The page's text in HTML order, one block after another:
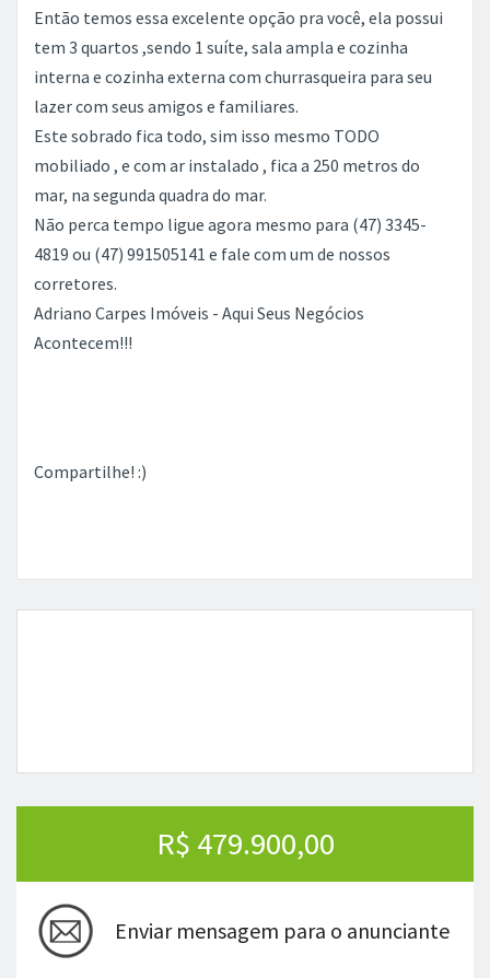
Então temos essa excelente opção pra você, ela possui
tem 3 quartos ,sendo 1 suíte, sala ampla e cozinha
interna e cozinha externa com churrasqueira para seu
lazer com seus amigos e familiares.
Este sobrado fica todo, sim isso mesmo TODO
mobiliado , e com ar instalado , fica a 250 metros do
mar, na segunda quadra do mar.
Não perca tempo ligue agora mesmo para (47) 3345-
4819 ou (47) 991505141 e fale com um de nossos
corretores.
Adriano Carpes Imóveis - Aqui Seus Negócios
Acontecem!!!
Compartilhe! :)
R$ 479.900,00
Enviar mensagem para o anunciante